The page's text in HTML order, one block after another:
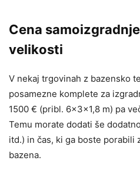
Cena
velikosti
V nekaj trgovinah z bazensko
posamezne komplete za
1500 € (pribl. 6x3x1,8 m) pa
Temu morate dodati še
itd.) in čas, ki ga boste porabili
bazena.